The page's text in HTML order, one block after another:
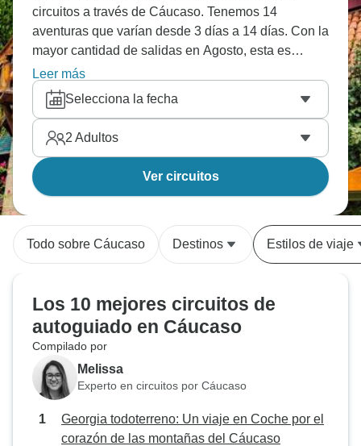
circuitos a través de Cáucaso. Tenemos 14
aventuras que varían desde 3 días a 14 días. Con la
mayor cantidad de salidas en Agosto, esta es
también la época más popular del año.
Leer más
Selecciona la fecha
2 Adultos
Ver circuitos
Todo sobre Cáucaso Destinos Estilos de viaje
Los 10 mejores circuitos de
autoguiado en Cáucaso
Compilado por
Melissa
Experto en circuitos por Cáucaso
Georgia todoterreno: Un viaje en Coche por el
corazón de las montañas del Cáucaso